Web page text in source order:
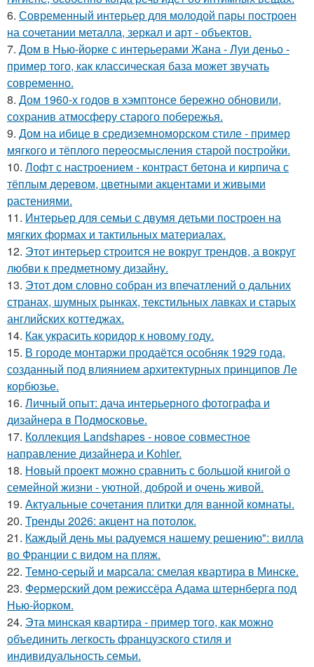
6. Современный интерьер для молодой пары построен
на сочетании металла, зеркал и арт - объектов.
7. Дом в Нью-йорке с интерьерами Жана - Луи деньо -
пример того, как классическая база может звучать
современно.
8. Дом 1960-х годов в хэмптонсе бережно обновили,
сохранив атмосферу старого побережья.
9. Дом на ибице в средиземноморском стиле - пример
мягкого и тёплого переосмысления старой постройки.
10. Лофт с настроением - контраст бетона и кирпича с
тёплым деревом, цветными акцентами и живыми
растениями.
11. Интерьер для семьи с двумя детьми построен на
мягких формах и тактильных материалах.
12. Этот интерьер строится не вокруг трендов, а вокруг
любви к предметному дизайну.
13. Этот дом словно собран из впечатлений о дальних
странах, шумных рынках, текстильных лавках и старых
английских коттеджах.
14. Как украсить коридор к новому году.
15. В городе монтаржи продаётся особняк 1929 года,
созданный под влиянием архитектурных принципов Ле
корбюзье.
16. Личный опыт: дача интерьерного фотографа и
дизайнера в Подмосковье.
17. Коллекция Landshapes - новое совместное
направление дизайнера и Kohler.
18. Новый проект можно сравнить с большой книгой о
семейной жизни - уютной, доброй и очень живой.
19. Актуальные сочетания плитки для ванной комнаты.
20. Тренды 2026: акцент на потолок.
21. Каждый день мы радуемся нашему решению": вилла
во Франции с видом на пляж.
22. Темно-серый и марсала: смелая квартира в Минске.
23. Фермерский дом режиссёра Адама штернберга под
Нью-йорком.
24. Эта минская квартира - пример того, как можно
объединить легкость французского стиля и
индивидуальность семьи.